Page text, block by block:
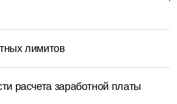
лимитов
расчета заработной платы